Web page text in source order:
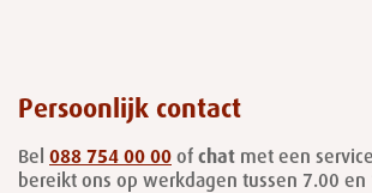
Persoonlijk contact
Bel 088 754 00 00 of chat met een
bereikt ons op werkdagen tussen 7.00 en